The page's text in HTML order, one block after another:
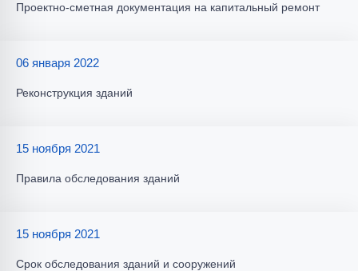
Проектно-сметная документация на капитальный ремонт
06 января 2022
Реконструкция зданий
15 ноября 2021
Правила обследования зданий
15 ноября 2021
Срок обследования зданий и сооружений